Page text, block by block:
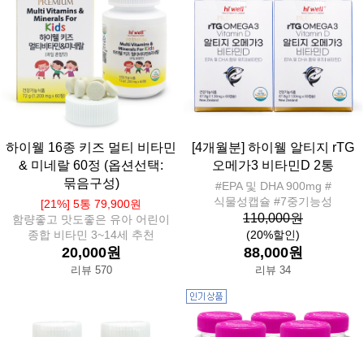
하이웰 16종 키즈 멀티 비타민
& 미네랄 60정 (옵션선택:
묶음구성)
[21%] 5통 79,900원
함량좋고 맛도좋은 유아 어린이
종합 비타민 3~14세 추천
20,000원
리뷰 570
[4개월분] 하이웰 알티지 rTG
오메가3 비타민D 2통
#EPA 및 DHA 900mg #
식물성캡슐 #7중기능성
110,000원
(20%할인)
88,000원
리뷰 34